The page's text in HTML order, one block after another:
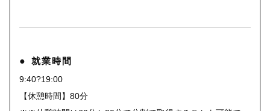
就業時間
9:40?19:00
【休憩時間】80分